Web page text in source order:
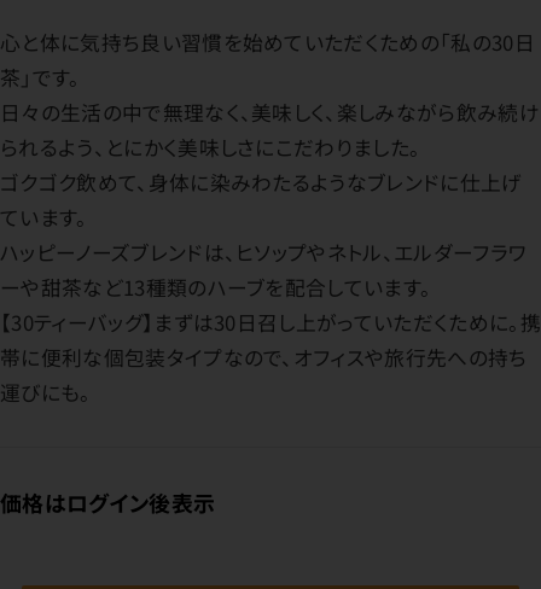
心と体に気持ち良い習慣を始めていただくための「私の30日
茶」です。
日々の生活の中で無理なく、美味しく、楽しみながら飲み続け
られるよう、とにかく美味しさにこだわりました。
ゴクゴク飲めて、身体に染みわたるようなブレンドに仕上げ
ています。
ハッピーノーズブレンドは、ヒソップやネトル、エルダーフラワ
ーや甜茶など13種類のハーブを配合しています。
【30ティーバッグ】まずは30日召し上がっていただくために。携
帯に便利な個包装タイプなので、オフィスや旅行先への持ち
運びにも。
価格はログイン後表示